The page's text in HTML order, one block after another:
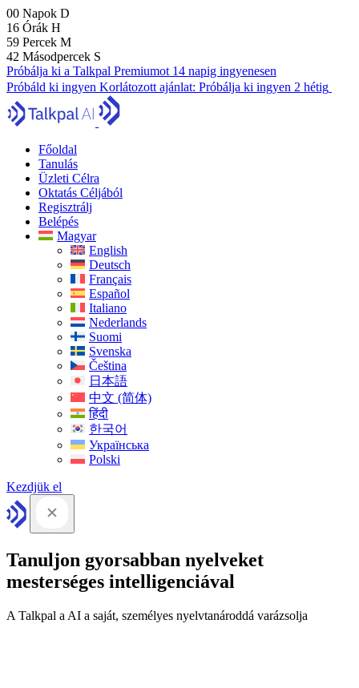
00 Napok D
16 Órák H
59 Percek M
41 Másodpercek S
Próbálja ki a Talkpal Premiumot 14 napig ingyenesen
Próbáld ki ingyen Korlátozott ajánlat: Próbálja ki ingyen 2 hétig
Főoldal
Tanulás
Üzleti Célra
Oktatás Céljából
Regisztrálj
Belépés
Magyar
English
Deutsch
Français
Español
Italiano
Nederlands
Suomi
Svenska
Čeština
日本語
中文 (简体)
हिंदी
한국어
Українська
Polski
Kezdjük el
Tanuljon gyorsabban nyelveket
mesterséges intelligenciával
A Talkpal a AI a saját, személyes nyelvtanároddá varázsolja